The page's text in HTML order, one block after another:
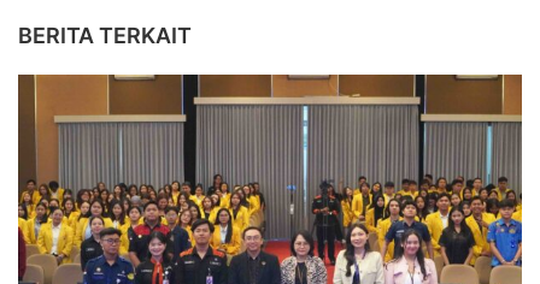
BERITA TERKAIT